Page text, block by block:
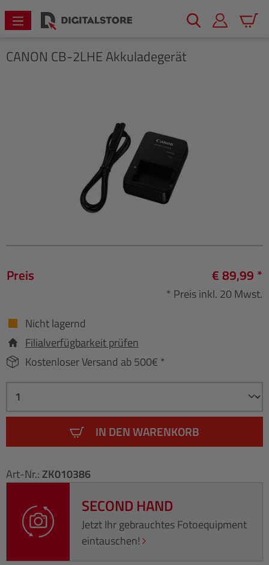
springen
CANON CB-2LHE Akkuladegerät
Preis € 89,99 *
* Preis inkl. 20 Mwst.
Nicht lagernd
Filialverfügbarkeit prüfen
Kostenloser Versand ab 500€ *
IN DEN WARENKORB
Art-Nr.: ZK010386
SECOND HAND
Jetzt Ihr gebrauchtes Fotoequipment
eintauschen!